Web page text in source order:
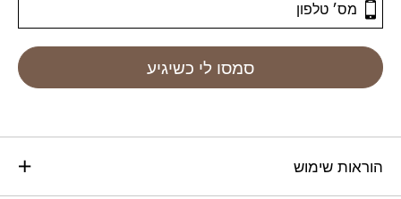
סמסו לי כשיגיע
הוראות שימוש